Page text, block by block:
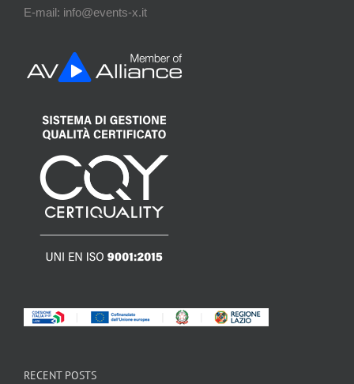
E-mail: info@events-x.it
RECENT POSTS